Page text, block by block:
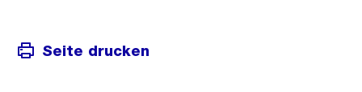
Seite drucken